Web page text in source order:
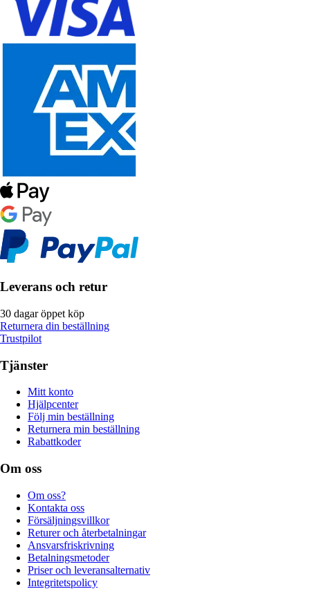
Leverans och retur
30 dagar öppet köp
Returnera din beställning
Trustpilot
Tjänster
Mitt konto
Hjälpcenter
Följ min beställning
Returnera min beställning
Rabattkoder
Om oss
Om oss?
Kontakta oss
Försäljningsvillkor
Returer och återbetalningar
Ansvarsfriskrivning
Betalningsmetoder
Priser och leveransalternativ
Integritetspolicy